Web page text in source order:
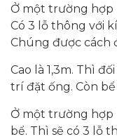
Ở một trường hợp
Có 3 lỗ thông với
Chúng được cách
Cao là 1,3m. Thì
trí đặt ống. Còn
Ở một trường hợp
bể. Thì sẽ có 3 lỗ